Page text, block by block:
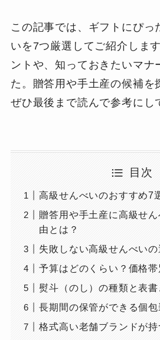
この記事では、ギフトにぴっ
いを7つ厳選してご紹介しま
ントや、知っておきたいマナ
た。贈答用や手土産の候補を
ぜひ最後まで読んで参考にし
目次
高級せんべいのおすすめ7
贈答用や手土産に高級せ
由とは？
失敗しない高級せんべい
予算はどのくらい？価格
熨斗（のし）の種類と表
長期間の保管ができる個
格式高い老舗ブランドが